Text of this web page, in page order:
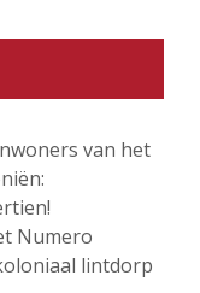
van het
Numero
lintdorp